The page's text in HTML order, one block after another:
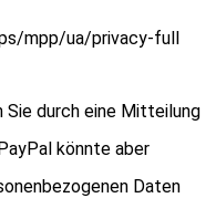
mpp/ua/privacy-full
Sie durch eine Mitteilung
könnte aber
Daten